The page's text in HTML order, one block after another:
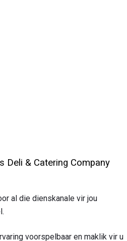
Deli & Catering Company
al die dienskanale vir jou
voorspelbaar en maklik vir u